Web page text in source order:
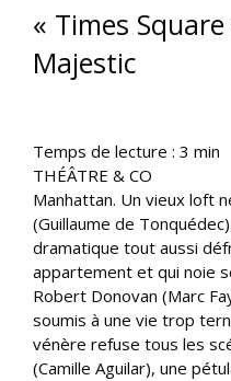
« Times
Majestic
Temps de lecture : 3 min
THÉÂTRE & CO
Manhattan. Un vieux loft
(Guillaume de
dramatique tout aussi
appartement et qui noie
Robert Donovan (Marc
soumis à une vie trop
vénère refuse tous les
(Camille Aguilar), une